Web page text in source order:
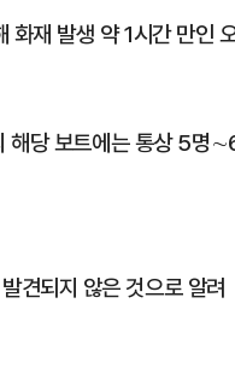
재 발생 약 1시간 만인
해당 보트에는 통상 5명
견되지 않은 것으로 알려